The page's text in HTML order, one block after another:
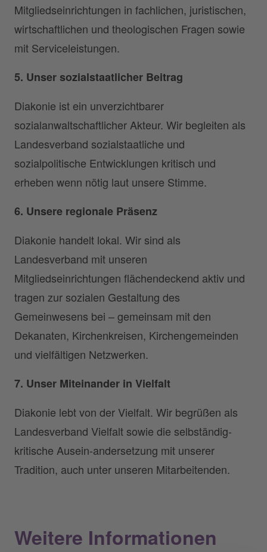
Mitgliedseinrichtungen in fachlichen, juristischen,
wirtschaftlichen und theologischen Fragen sowie
mit Serviceleistungen.
5. Unser sozialstaatlicher Beitrag
Diakonie ist ein unverzichtbarer
sozialanwaltschaftlicher Akteur. Wir begleiten als
Landesverband sozialstaatliche und
sozialpolitische Entwicklungen kritisch und
erheben wenn nötig laut unsere Stimme.
6. Unsere regionale Präsenz
Diakonie handelt lokal. Wir sind als
Landesverband mit unseren
Mitgliedseinrichtungen flächendeckend aktiv und
tragen zur sozialen Gestaltung des
Gemeinwesens bei – gemeinsam mit den
Dekanaten, Kirchenkreisen, Kirchengemeinden
und vielfältigen Netzwerken.
7. Unser Miteinander in Vielfalt
Diakonie lebt von der Vielfalt. Wir begrüßen als
Landesverband Vielfalt sowie die selbständig-
kritische Ausein-andersetzung mit unserer
Tradition, auch unter unseren Mitarbeitenden.
Weitere Informationen